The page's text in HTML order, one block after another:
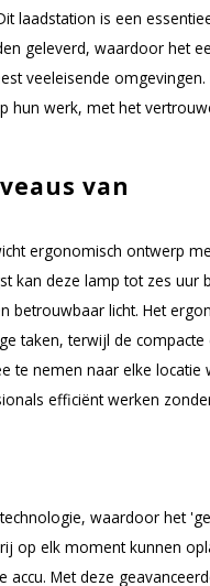
laadstation is een
geleverd, waardoor het
veeleisende omgevingen.
hun werk, met het
van
ergonomisch ontwerp
kan deze lamp tot zes uur
betrouwbaar licht. Het
taken, terwijl de compacte
te nemen naar elke locatie
efficiënt werken
waardoor het
op elk moment kunnen
Met deze